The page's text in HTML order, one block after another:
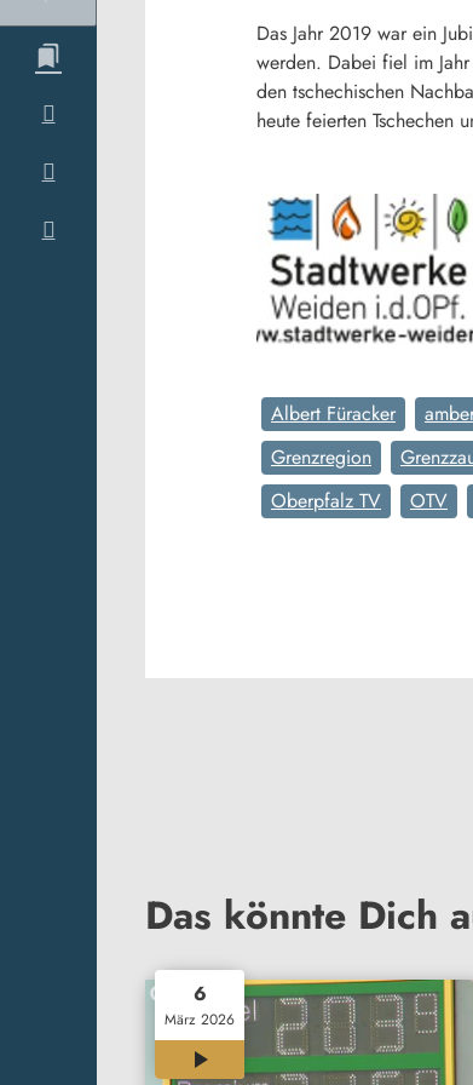
Das Jahr 2019 war ein
werden. Dabei fiel im
den tschechischen
heute feierten Tschechen
Albert Füracker
Grenzregion
Oberpfalz TV
OTV
Das könnte Dich
6
März 2026